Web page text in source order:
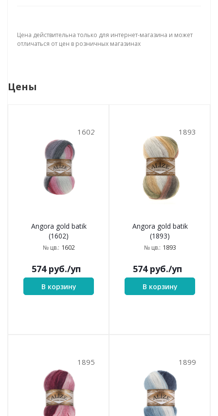
Цена действительна только для интернет-магазина и может
отличаться от цен в розничных магазинах
Цены
1602
Angora gold batik
(1602)
№ цв.: 1602
574руб./уп
В корзину
1893
Angora gold batik
(1893)
№ цв.: 1893
574руб./уп
В корзину
1895 1899